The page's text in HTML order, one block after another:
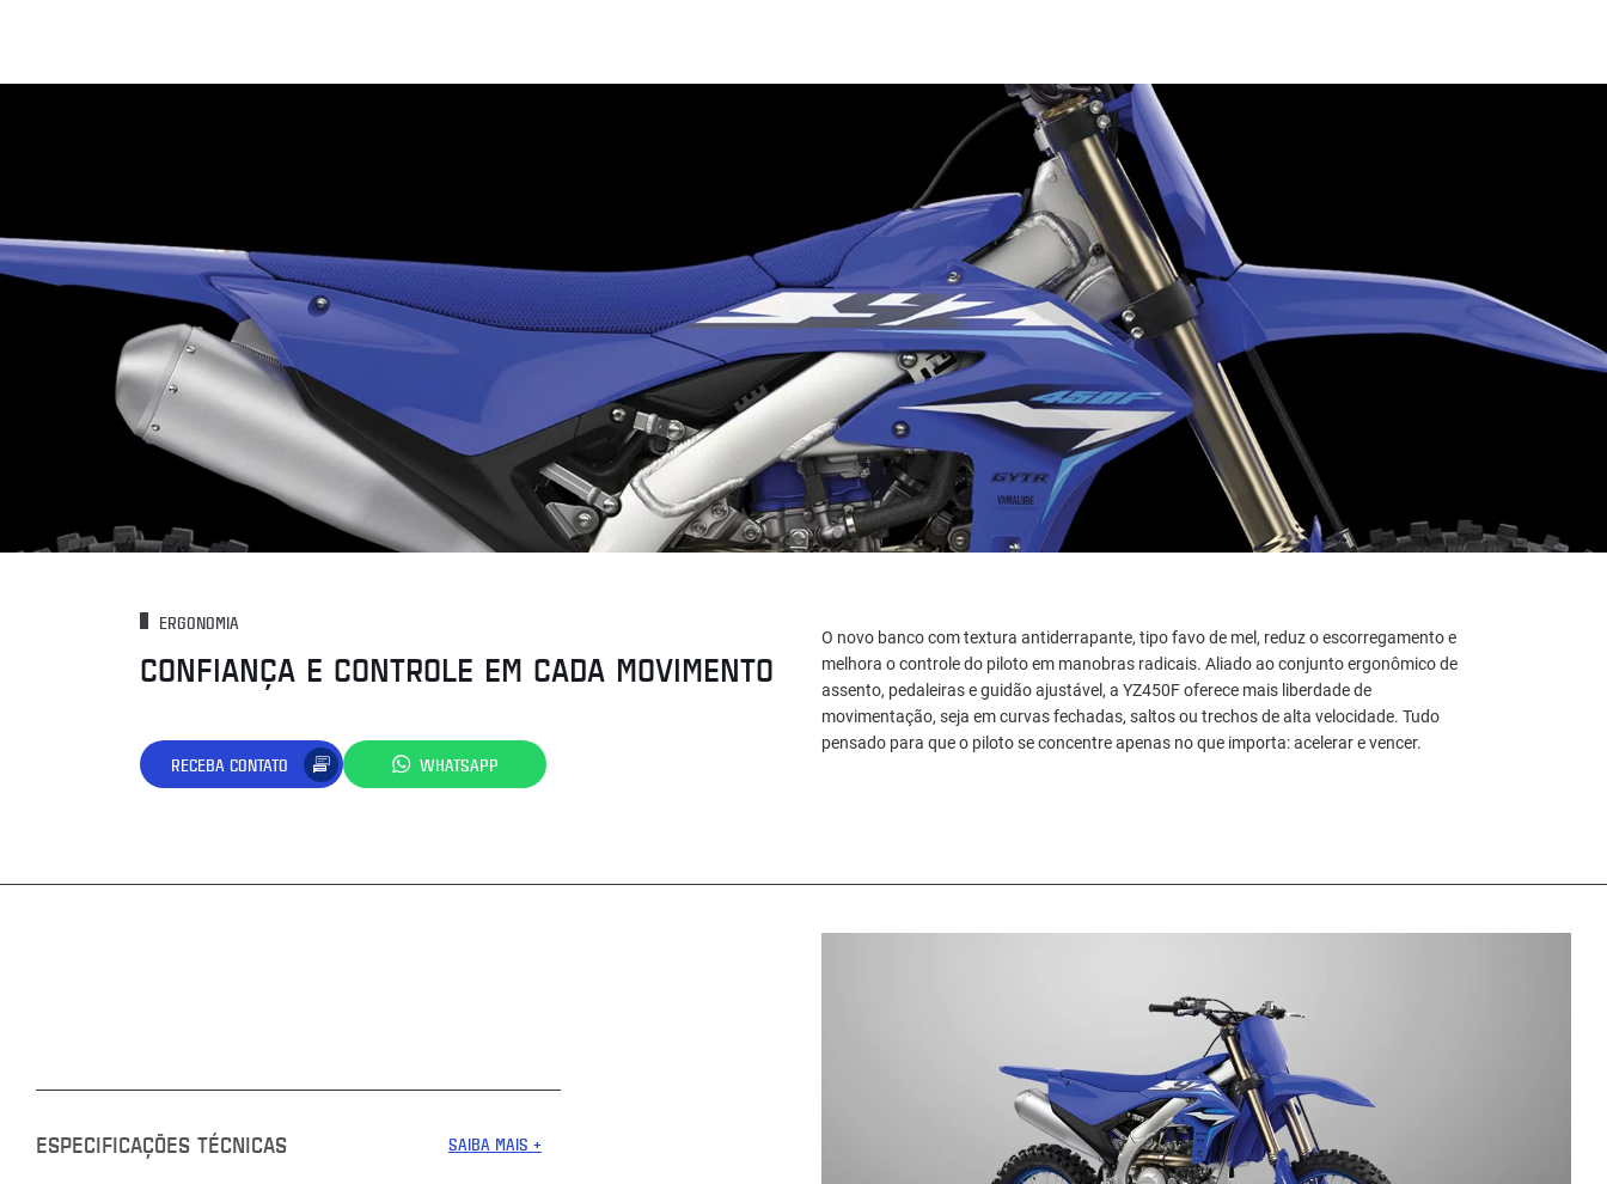
ERGONOMIA
CONFIANÇA E CONTROLE EM CADA MOVIMENTO
RECEBA CONTATO WHATSAPP
O novo banco com textura antiderrapante, tipo favo de mel, reduz o escorregamento e
melhora o controle do piloto em manobras radicais. Aliado ao conjunto ergonômico de
assento, pedaleiras e guidão ajustável, a YZ450F oferece mais liberdade de
movimentação, seja em curvas fechadas, saltos ou trechos de alta velocidade. Tudo
pensado para que o piloto se concentre apenas no que importa: acelerar e vencer.
ESPECIFICAÇÕES TÉCNICAS SAIBA MAIS +